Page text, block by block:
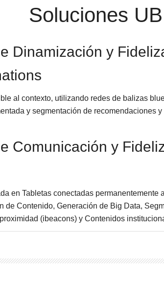
Soluciones
Dinamización y
al contexto, utilizando redes de balizas
y segmentación de recomendaciones y
Comunicación y
en Tabletas conectadas permanentemente
de Contenido, Generación de Big Data,
(ibeacons) y Contenidos